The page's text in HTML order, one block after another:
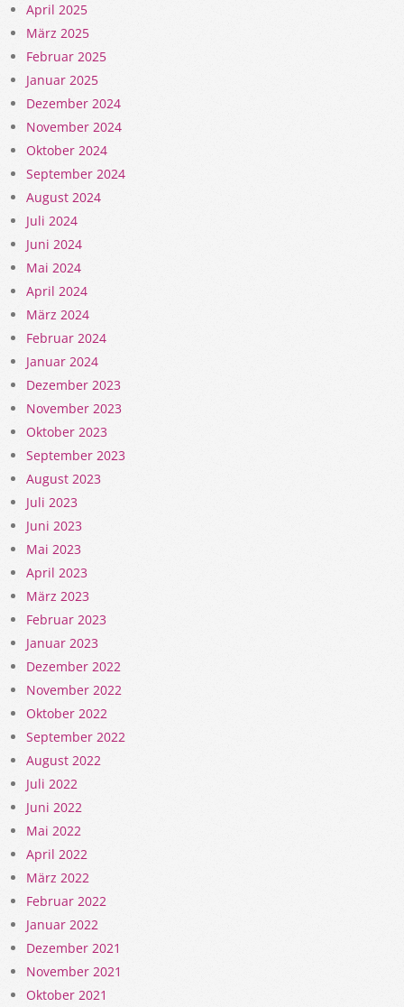
April 2025
März 2025
Februar 2025
Januar 2025
Dezember 2024
November 2024
Oktober 2024
September 2024
August 2024
Juli 2024
Juni 2024
Mai 2024
April 2024
März 2024
Februar 2024
Januar 2024
Dezember 2023
November 2023
Oktober 2023
September 2023
August 2023
Juli 2023
Juni 2023
Mai 2023
April 2023
März 2023
Februar 2023
Januar 2023
Dezember 2022
November 2022
Oktober 2022
September 2022
August 2022
Juli 2022
Juni 2022
Mai 2022
April 2022
März 2022
Februar 2022
Januar 2022
Dezember 2021
November 2021
Oktober 2021